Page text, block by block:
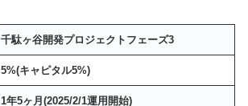
千駄ヶ谷開発プロジェクトフェーズ3
5%(キャピタル5%)
1年5ヶ月(2025/2/1運用開始)